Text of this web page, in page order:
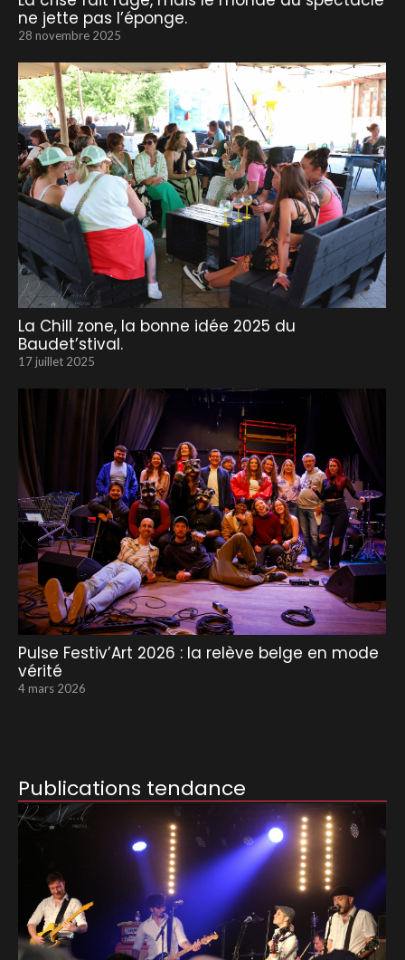
ne jette pas l’éponge.
28 novembre 2025
La Chill zone, la bonne idée 2025 du
Baudet’stival.
17 juillet 2025
Pulse Festiv’Art 2026 : la relève belge en mode
vérité
4 mars 2026
Publications tendance